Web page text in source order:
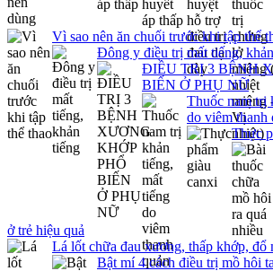
Vì sao nên ăn chuối trước khi tập thể
Đông y điều trị mất tiếng,
ĐIỀU TRỊ 3 BỆNH
BIẾN Ở PHỤ NỮ
Thuốc nam trị
do viêm thanh
Thực
ở trẻ hiệu quả
Lá lốt chữa đau xương, thấp khớp, đổ
Bật mí 4 cách điều trị mồ hôi